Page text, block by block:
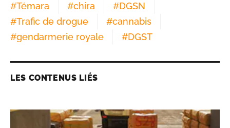
#Témara #chira #DGSN
#Trafic de drogue #cannabis
#gendarmerie royale #DGST
LES CONTENUS LIÉS